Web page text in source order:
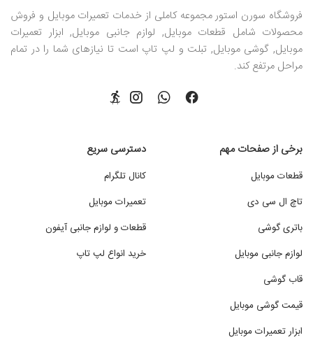
فروشگاه سورن استور مجموعه کاملی از خدمات تعمیرات موبایل و فروش
محصولات شامل قطعات موبایل, لوازم جانبی موبایل, ابزار تعمیرات
موبایل, گوشی موبایل, تبلت و لپ تاپ است تا نیازهای شما را در تمام
مراحل مرتفع کند.
برخی از صفحات مهم
قطعات موبایل
تاچ ال سی دی
باتری گوشی
لوازم جانبی موبایل
قاب گوشی
قیمت گوشی موبایل
ابزار تعمیرات موبایل
دسترسی سریع
کانال تلگرام
تعمیرات موبایل
قطعات و لوازم جانبی آیفون
خرید انواع لپ تاپ